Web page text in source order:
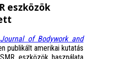
eszközök
Journal of Bodywork and
publikált amerikai kutatás